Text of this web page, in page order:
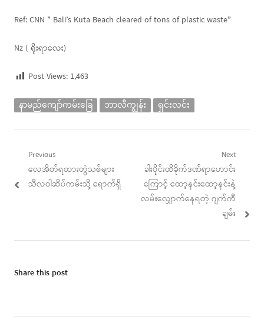
Ref: CNN ” Bali’s Kuta Beach cleared of tons of plastic waste”
Nz ( ရိုးရာလေး)
Post Views: 1,463
နာမည်ကျော်ကမ်းခြေ ဘာလီကျွန်း ရှင်းလင်း
Post
navigation
Previous
Previous
post:
လေအိတ်ရထားတွဲသစ်များ
သီလဝါဆိပ်ကမ်းသို့ ရောက်ရှိ
Next
Next
post:
ခါးပိုင်းထိခိုက်ဒဏ်ရာဟောင်း
ကြောင့် ထော့နင်းထော့နင်းနဲ့
လမ်းလျှောက်နေရတဲ့ ဂျက်ကီ
ချမ်း
Share this post